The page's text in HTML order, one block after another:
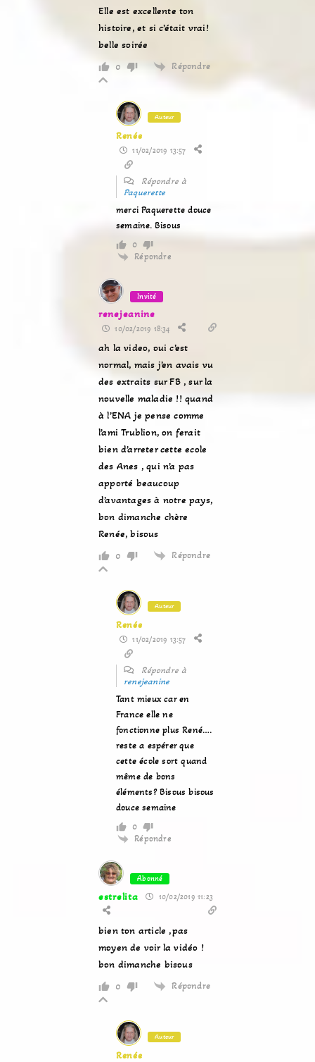
Elle est excellente ton
histoire, et si c’était vrai!
belle soirée
0 Répondre
Auteur
Renée
11/02/2019 13:57
Répondre à
Paquerette
merci Paquerette douce
semaine. Bisous
0
Répondre
Invité
renejeanine
10/02/2019 18:34
ah la video, oui c’est
normal, mais j’en avais vu
des extraits sur FB , sur la
nouvelle maladie !! quand
à l’ENA je pense comme
l’ami Trublion, on ferait
bien d’arreter cette ecole
des Anes , qui n’a pas
apporté beaucoup
d’avantages à notre pays,
bon dimanche chère
Renée, bisous
0 Répondre
Auteur
Renée
11/02/2019 13:57
Répondre à
renejeanine
Tant mieux car en
France elle ne
fonctionne plus René….
reste a espérer que
cette école sort quand
même de bons
éléments? Bisous bisous
douce semaine
0
Répondre
Abonné
estrelita 10/02/2019 11:23
bien ton article ,pas
moyen de voir la vidéo !
bon dimanche bisous
0 Répondre
Auteur
Renée